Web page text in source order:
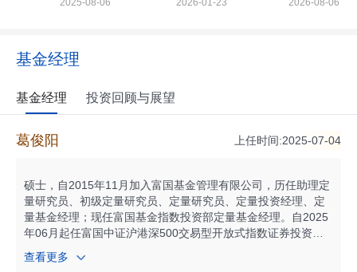
基金经理
基金经理 投资回顾与展望
葛俊阳 上任时间:2025-07-04
硕士，自2015年11月加入富国基金管理有限公司，历任助理定
量研究员、初级定量研究员、定量研究员、定量投资经理、定
量基金经理；现任富国基金指数投资部定量基金经理。自2025
年06月起任富国中证沪港深500交易型开放式指数证券投资基
金联接基金基金经理；自2025年06月起任富国中证沪港深500
交易型开放式指数证券投资基金基金经理；自2025年06月起任
查看更多